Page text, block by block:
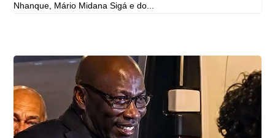
Nhanque, Mário Midana Sigá e do...